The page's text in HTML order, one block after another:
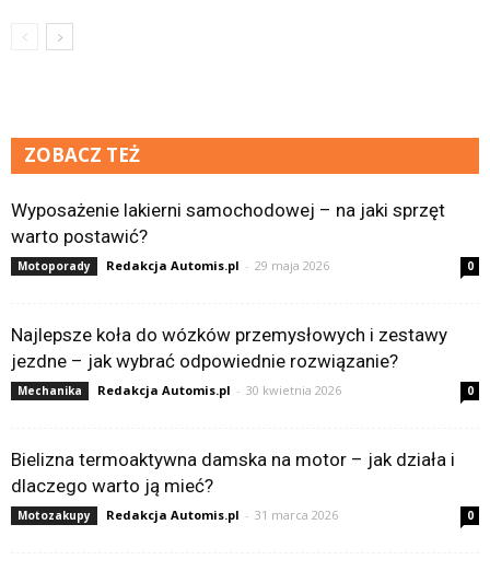
ZOBACZ TEŻ
Wyposażenie lakierni samochodowej – na jaki sprzęt
warto postawić?
Motoporady Redakcja Automis.pl - 29 maja 2026 0
Najlepsze koła do wózków przemysłowych i zestawy
jezdne – jak wybrać odpowiednie rozwiązanie?
Mechanika Redakcja Automis.pl - 30 kwietnia 2026 0
Bielizna termoaktywna damska na motor – jak działa i
dlaczego warto ją mieć?
Motozakupy Redakcja Automis.pl - 31 marca 2026 0